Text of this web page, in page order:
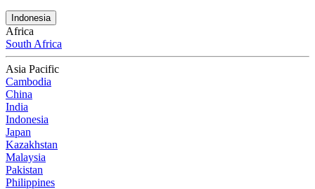
Indonesia
Africa
South Africa
Asia Pacific
Cambodia
China
India
Indonesia
Japan
Kazakhstan
Malaysia
Pakistan
Philippines